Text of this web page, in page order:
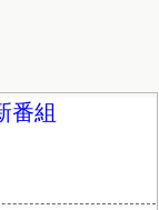
番組